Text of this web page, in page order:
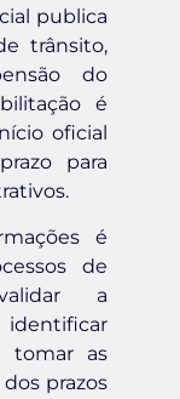
publica
trânsito,
do
é
oficial
para
é
de
a
tomar as
prazos